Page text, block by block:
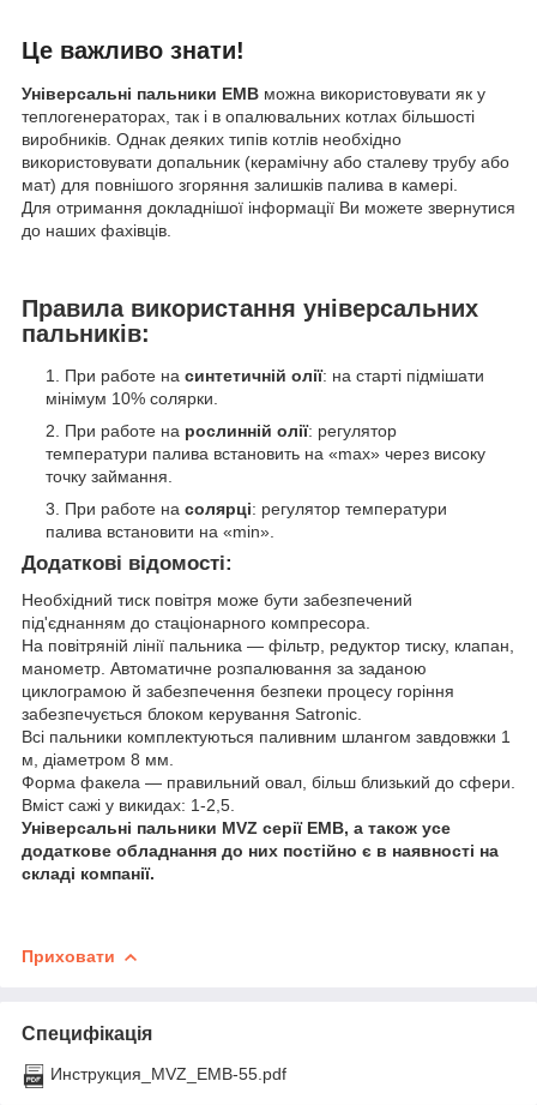
Це важливо знати!
Універсальні пальники EMB можна використовувати як у
теплогенераторах, так і в опалювальних котлах більшості
виробників. Однак деяких типів котлів необхідно
використовувати допальник (керамічну або сталеву трубу або
мат) для повнішого згоряння залишків палива в камері.
Для отримання докладнішої інформації Ви можете звернутися
до наших фахівців.
Правила використання універсальних
пальників:
При работе на синтетичній олії: на старті підмішати
мінімум 10% солярки.
При работе на рослинній олії: регулятор
температури палива встановить на «max» через високу
точку займання.
При работе на солярці: регулятор температури
палива встановити на «min».
Додаткові відомості:
Необхідний тиск повітря може бути забезпечений
під'єднанням до стаціонарного компресора.
На повітряній лінії пальника — фільтр, редуктор тиску, клапан,
манометр. Автоматичне розпалювання за заданою
циклограмою й забезпечення безпеки процесу горіння
забезпечується блоком керування Satronic.
Всі пальники комплектуються паливним шлангом завдовжки 1
м, діаметром 8 мм.
Форма факела — правильний овал, більш близький до сфери.
Вміст сажі у викидах: 1-2,5.
Універсальні пальники MVZ серії EMB, а також усе
додаткове обладнання до них постійно є в наявності на
складі компанії.
Приховати
Специфікація
Инструкция_MVZ_EMB-55.pdf